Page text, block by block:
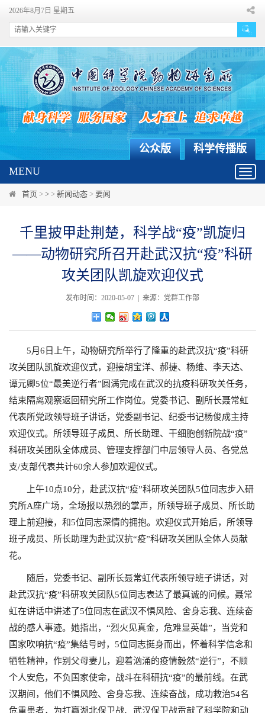
2026年8月7日 星期五
科学传播版
公众版
MENU
首页 > > > 新闻动态 > 要闻
千里披甲赴荆楚，科学战“疫”凯旋归
——动物研究所召开赴武汉抗“疫”科研
攻关团队凯旋欢迎仪式
发布时间：2020-05-07 | 来源：党群工作部
5月6日上午，动物研究所举行了隆重的赴武汉抗“疫”科研
攻关团队凯旋欢迎仪式，迎接胡宝洋、郝捷、杨维、李天达、
谭元卿5位“最美逆行者”圆满完成在武汉的抗疫科研攻关任务，
结束隔离观察返回研究所工作岗位。党委书记、副所长聂常虹
代表所党政领导班子讲话，党委副书记、纪委书记杨俊成主持
欢迎仪式。所领导班子成员、所长助理、干细胞创新院战“疫”
科研攻关团队全体成员、管理支撑部门中层领导人员、各党总
支/支部代表共计60余人参加欢迎仪式。
上午10点10分，赴武汉抗“疫”科研攻关团队5位同志步入研
究所A座广场，全场报以热烈的掌声，所领导班子成员、所长助
理上前迎接，和5位同志深情的拥抱。欢迎仪式开始后，所领导
班子成员、所长助理为赴武汉抗“疫”科研攻关团队全体人员献
花。
随后，党委书记、副所长聂常虹代表所领导班子讲话，对
赴武汉抗“疫”科研攻关团队5位同志表达了最真诚的问候。聂常
虹在讲话中讲述了5位同志在武汉不惧风险、舍身忘我、连续奋
战的感人事迹。她指出，“烈火见真金，危难显英雄”，当党和
国家吹响抗“疫”集结号时，5位同志挺身而出，怀着科学信念和
牺牲精神，作别父母妻儿，迎着汹涌的疫情毅然“逆行”，不顾
个人安危，不负国家使命，战斗在科研抗“疫”的最前线。在武
汉期间，他们不惧风险、舍身忘我、连续奋战，成功救治54名
危重患者，为打赢湖北保卫战、武汉保卫战贡献了科学院和动